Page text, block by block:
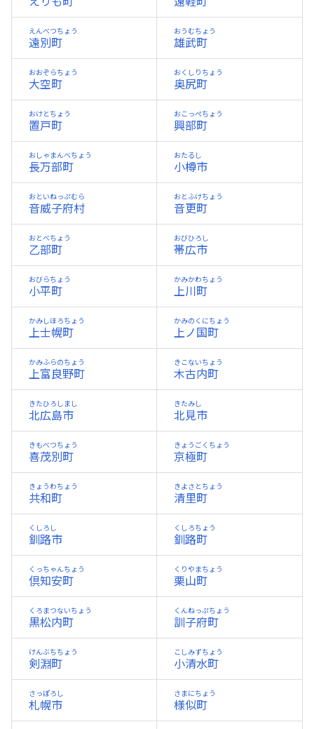
遠別町
えんべつちょう
雄武町
おうむちょう
大空町
おおぞらちょう
奥尻町
おくしりちょう
置戸町
おけとちょう
興部町
おこっぺちょう
長万部町
おしゃまんべちょう
小樽市
おたるし
音威子府村
おといねっぷむら
音更町
おとふけちょう
乙部町
おとべちょう
帯広市
おびひろし
小平町
おびらちょう
上川町
かみかわちょう
上士幌町
かみしほろちょう
上ノ国町
かみのくにちょう
上富良野町
かみふらのちょう
木古内町
きこないちょう
北広島市
きたひろしまし
北見市
きたみし
喜茂別町
きもべつちょう
京極町
きょうごくちょう
共和町
きょうわちょう
清里町
きよさとちょう
釧路市
くしろし
釧路町
くしろちょう
倶知安町
くっちゃんちょう
栗山町
くりやまちょう
黒松内町
くろまつないちょう
訓子府町
くんねっぷちょう
剣淵町
けんぶちちょう
小清水町
こしみずちょう
札幌市
さっぽろし
様似町
さまにちょう